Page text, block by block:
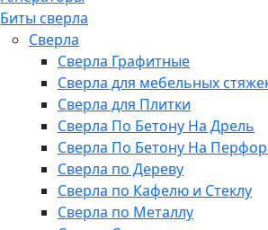
Биты сверла
Сверла
Сверла Графитные
Сверла для мебельных
Сверла для Плитки
Сверла По Бетону На Дрель
Сверла По Бетону На
Сверла по Дереву
Сверла по Кафелю и Стеклу
Сверла по Металлу